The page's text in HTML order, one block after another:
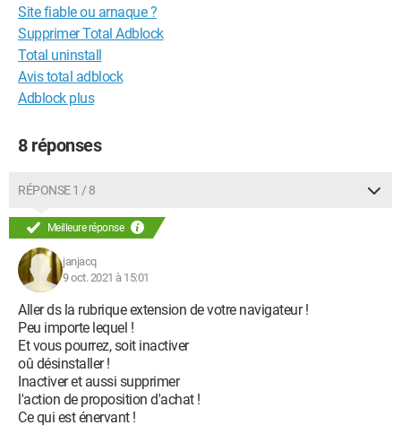
Site fiable ou arnaque ?
Supprimer Total Adblock
Total uninstall
Avis total adblock
Adblock plus
8 réponses
RÉPONSE 1 / 8
Meilleure réponse
janjacq
9 oct. 2021 à 15:01
Aller ds la rubrique extension de votre navigateur !
Peu importe lequel !
Et vous pourrez, soit inactiver
oû désinstaller !
Inactiver et aussi supprimer
l'action de proposition d'achat !
Ce qui est énervant !